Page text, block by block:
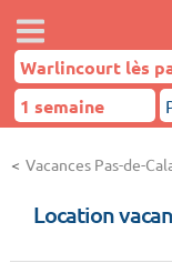
Vacances Pas-de-
Location